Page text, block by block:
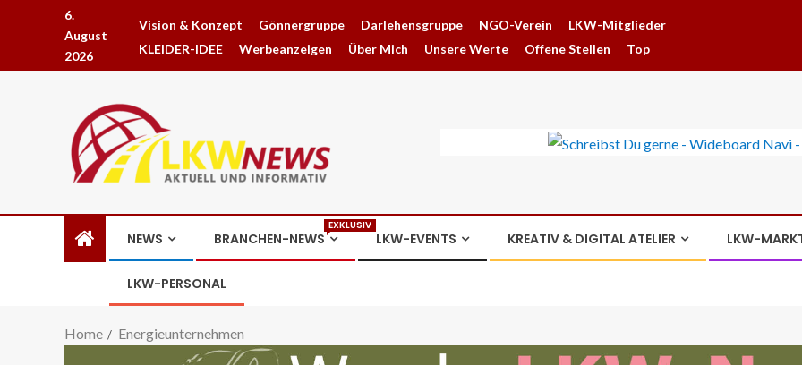
6.
August
2026
Vision & Konzept Gönnergruppe Darlehensgruppe NGO-Verein
LKW-Mitglieder
KLEIDER-IDEE
Werbeanzeigen Über Mich Unsere Werte Offene Stellen Top
NEWS BRANCHEN-NEWS
EXKLUSIV
LKW-EVENTS KREATIV & DIGITAL ATELIER LKW-
LKW-PERSONAL
Home Energieunternehmen